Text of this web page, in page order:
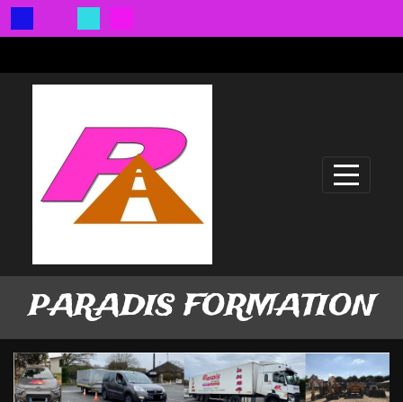
Panneau de gestion des cookies
PARADIS FORMATION